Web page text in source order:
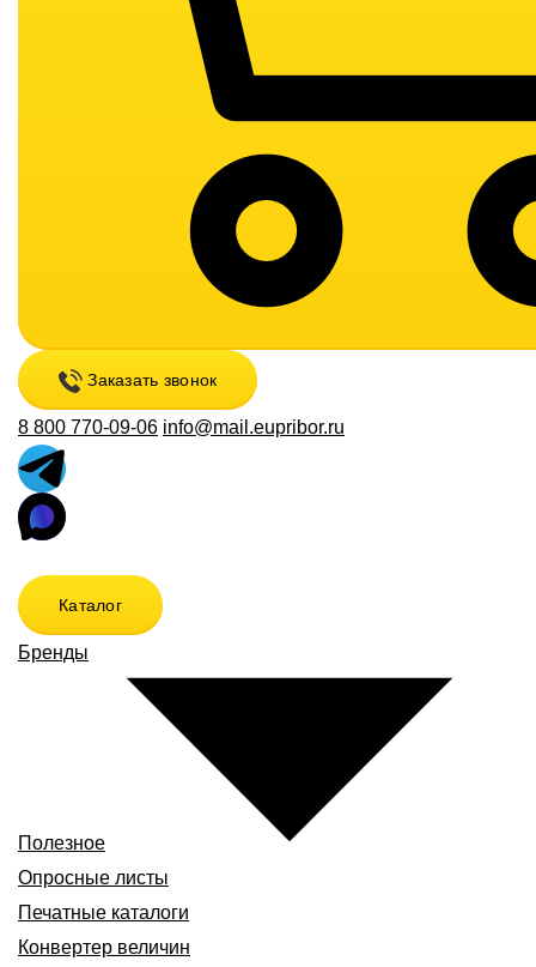
Заказать звонок
8 800 770-09-06 info@mail.eupribor.ru
Каталог
Бренды
Полезное
Опросные листы
Печатные каталоги
Конвертер величин